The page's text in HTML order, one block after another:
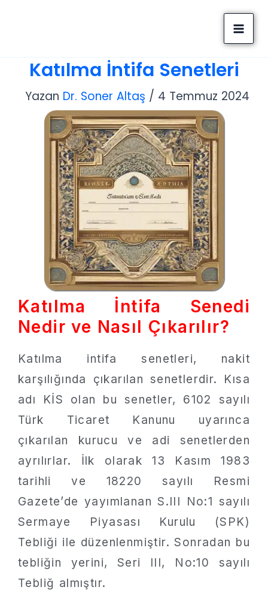
Katılma İntifa Senetleri
Yazan Dr. Soner Altaş / 4 Temmuz 2024
Katılma İntifa Senedi
Nedir ve Nasıl Çıkarılır?
Katılma intifa senetleri, nakit
karşılığında çıkarılan senetlerdir. Kısa
adı KİS olan bu senetler, 6102 sayılı
Türk Ticaret Kanunu uyarınca
çıkarılan kurucu ve adi senetlerden
ayrılırlar. İlk olarak 13 Kasım 1983
tarihli ve 18220 sayılı Resmi
Gazete’de yayımlanan S.III No:1 sayılı
Sermaye Piyasası Kurulu (SPK)
Tebliği ile düzenlenmiştir. Sonradan bu
tebliğin yerini, Seri III, No:10 sayılı
Tebliğ almıştır.